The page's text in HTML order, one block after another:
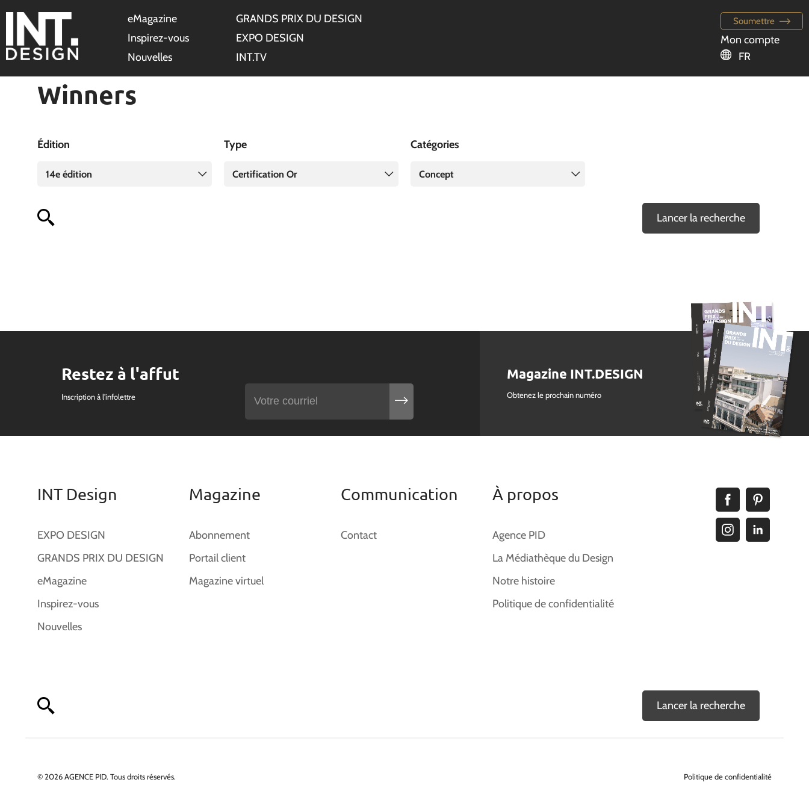
eMagazine
Inspirez-vous
Nouvelles
GRANDS PRIX DU DESIGN
EXPO DESIGN
INT.TV
Soumettre
Mon compte
FR
Winners
Édition
14e édition
Type
Certification Or
Catégories
Concept
Lancer la recherche
Restez à l'affut
Inscription à l'infolettre
Magazine INT.DESIGN
Obtenez le prochain numéro
INT Design
EXPO DESIGN
GRANDS PRIX DU DESIGN
eMagazine
Inspirez-vous
Nouvelles
Magazine
Abonnement
Portail client
Magazine virtuel
Communication
Contact
À propos
Agence PID
La Médiathèque du Design
Notre histoire
Politique de confidentialité
Lancer la recherche
© 2026 AGENCE PID. Tous droits réservés. Politique de confidentialité